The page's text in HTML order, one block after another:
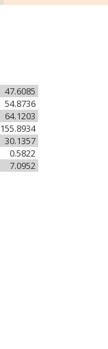
47.6085
54.8736
64.1203
155.8934
30.1357
0.5822
7.0952